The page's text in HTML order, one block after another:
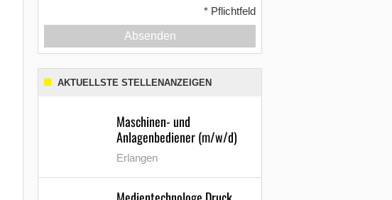
* Pflichtfeld
Absenden
AKTUELLSTE STELLENANZEIGEN
Maschinen- und
Anlagenbediener (m/w/d)
Erlangen